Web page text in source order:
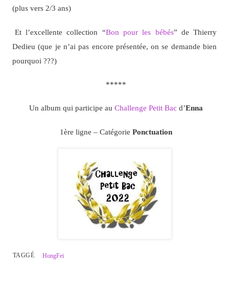
(plus vers 2/3 ans)
Et l’excellente collection “Bon pour les bébés” de Thierry
Dedieu (que je n’ai pas encore présentée, on se demande bien
pourquoi ???)
*****
Un album qui participe au Challenge Petit Bac d’Enna
1ère ligne – Catégorie Ponctuation
TAGGÉ HongFei